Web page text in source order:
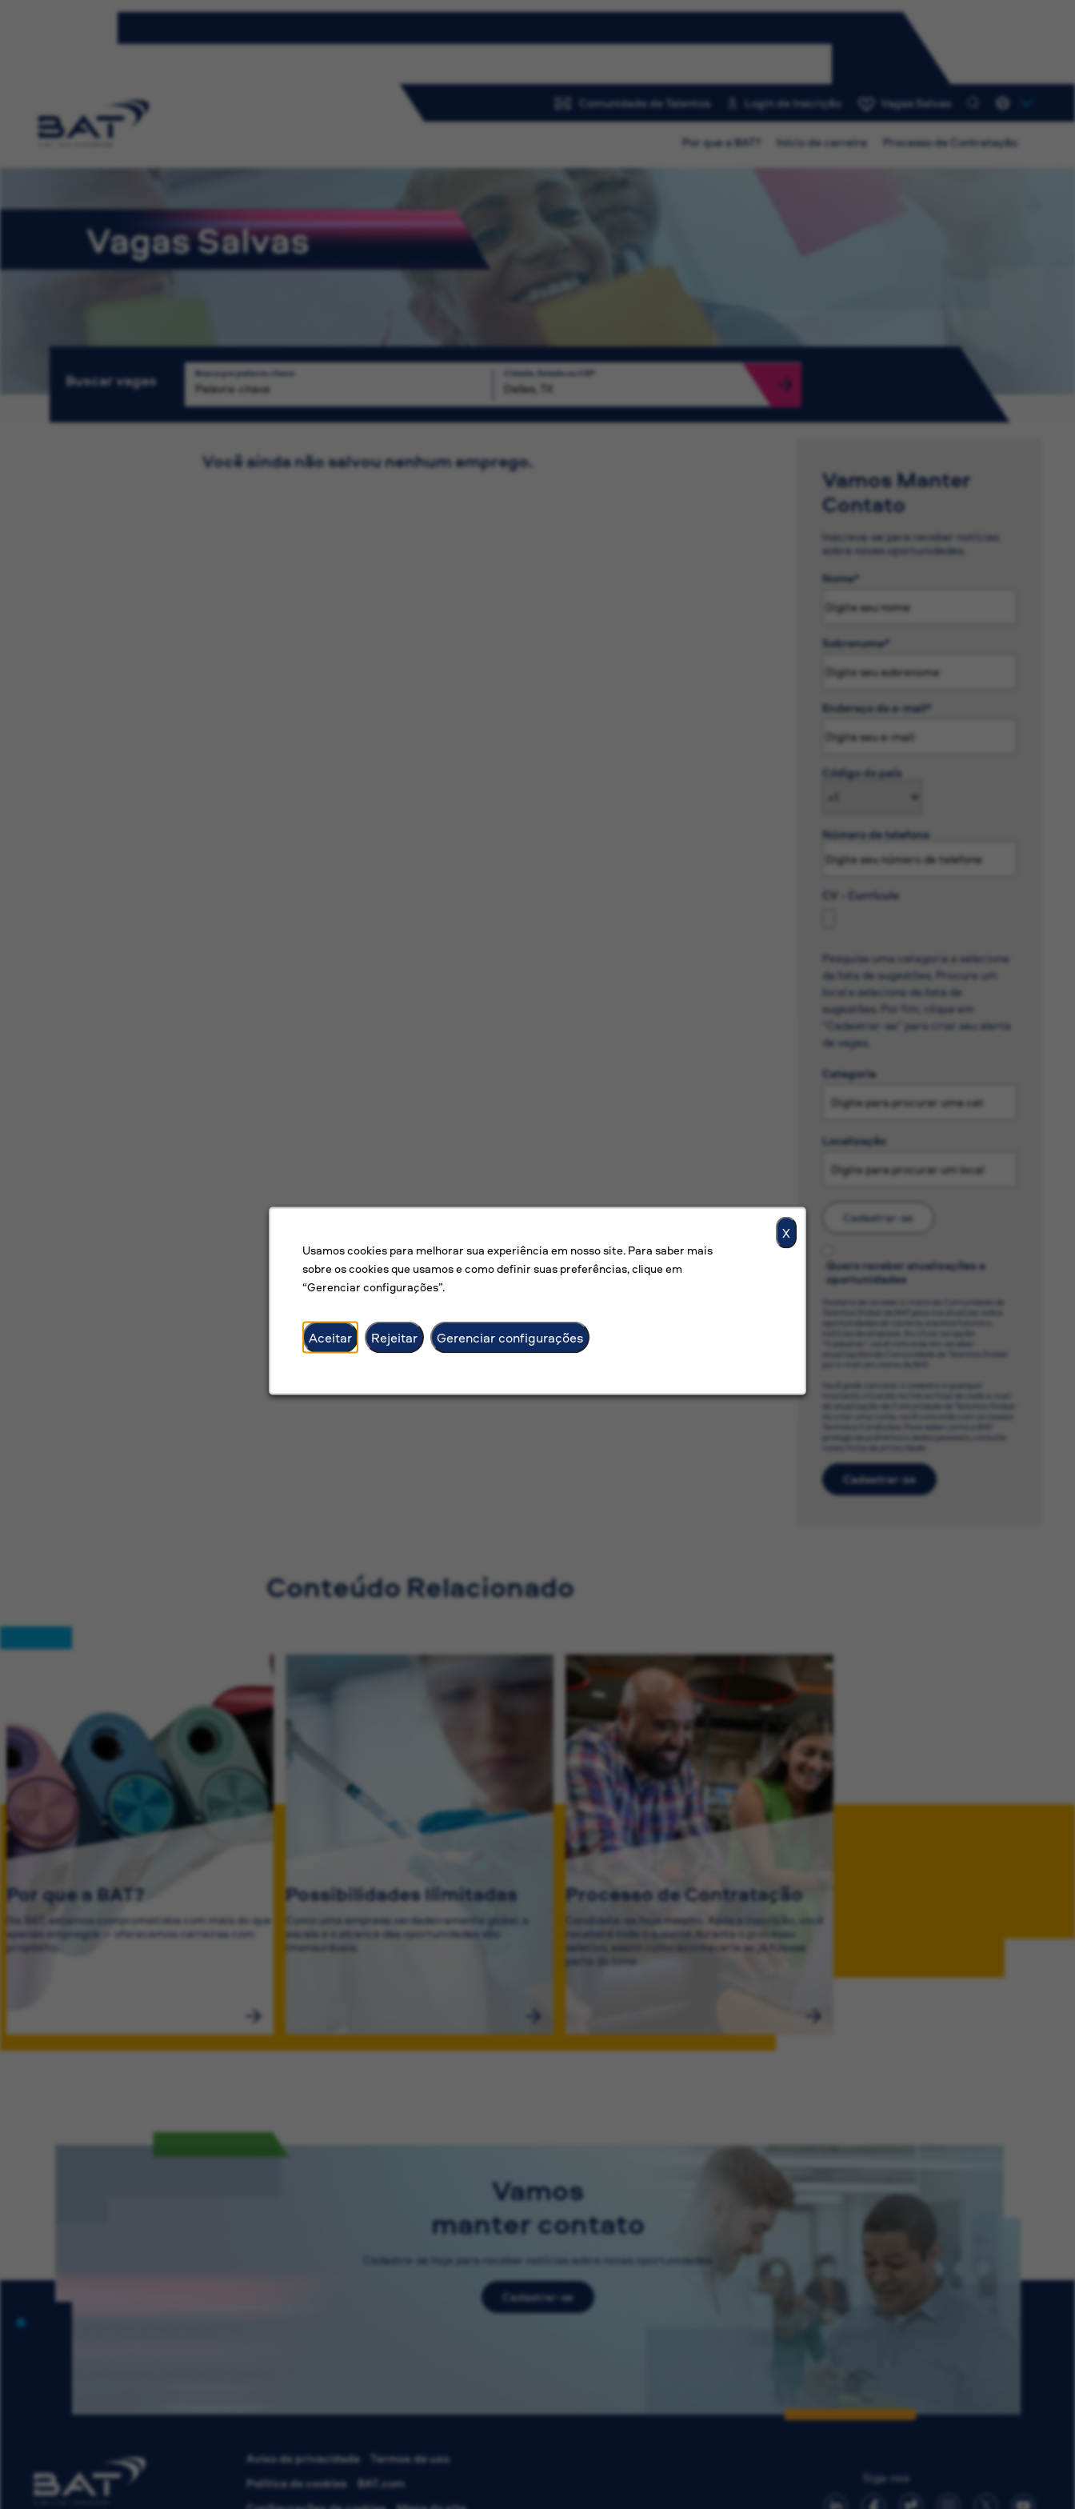
X
Usamos cookies para melhorar sua experiência em nosso site. Para saber mais
sobre os cookies que usamos e como definir suas preferências, clique em
“Gerenciar configurações”.
Aceitar Rejeitar Gerenciar configurações
Comunidade de Talentos Login de Inscrição Vagas Salvas
Por que a BAT? Início de carreira Processo de Contratação
Vagas Salvas
Buscar vagas Busca por palavra-chave Cidade, Estado ou CEP
Você ainda não salvou nenhum emprego.
Vamos Manter
Contato
Inscreva-se para receber notícias
sobre novas oportunidades.
Nome
Sobrenome
Endereço de e-mail
Código do país
Número de telefone
CV - Currículo
Pesquise uma categoria e selecione
da lista de sugestões. Procure um
local e selecione da lista de
sugestões. Por fim, clique em
“Cadastrar-se” para criar seu alerta
de vagas.
Categoria
Localização
Cadastrar-se
Quero receber atualizações e
oportunidades
Gostaria de receber e-mails da Comunidade de
Talentos Global da BAT para me atualizar sobre
oportunidades de carreira, eventos futuros e
notícias da empresa. Ao clicar na opção
“Cadastrar”, você concorda em receber
atualizações da Comunidade de Talentos Global
por e-mail em nome da BAT.
Você pode cancelar o cadastro a qualquer
momento clicando no link ao final de cada e-mail
de atualização da Comunidade de Talentos Global.
Ao criar uma conta, você concorda com os nossos
Termos e Condições. Para saber como a BAT
protege seus direitos e dados pessoais, consulte
nosso Aviso de privacidade.
Cadastrar-se
Conteúdo Relacionado
Por que a BAT?
Na BAT, estamos comprometidos com mais do que
apenas empregos — oferecemos carreiras com
propósito.
Possibilidades Ilimitadas
Como uma empresa verdadeiramente global, a
escala e o alcance das oportunidades são
imensuráveis.
Processo de Contratação
Candidate-se hoje mesmo. Após a inscrição, você
receberá todo o suporte durante o processo
seletivo, assim como aconteceria se já fizesse
parte do time.
Vamos
manter contato
Cadastre-se hoje para receber notícias sobre novas oportunidades
Cadastrar-se
Aviso de privacidade
Termos de uso
Política de cookies
BAT.com
Siga-nos